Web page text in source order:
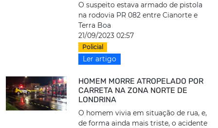
O suspeito estava armado de pistola
na rodovia PR 082 entre Cianorte e
Terra Boa
21/09/2023 02:57
Policial
Ler artigo
HOMEM MORRE ATROPELADO POR
CARRETA NA ZONA NORTE DE
LONDRINA
O homem vivia em situação de rua, e,
de forma ainda mais triste, o acidente